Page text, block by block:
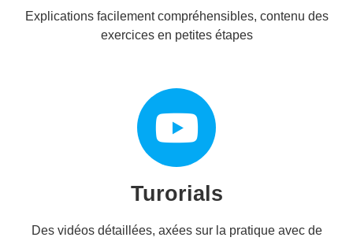
Explications facilement compréhensibles, contenu des
exercices en petites étapes
Turorials
Des vidéos détaillées, axées sur la pratique avec de